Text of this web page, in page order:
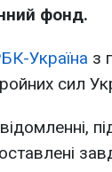
фонд.
Україна з
сил